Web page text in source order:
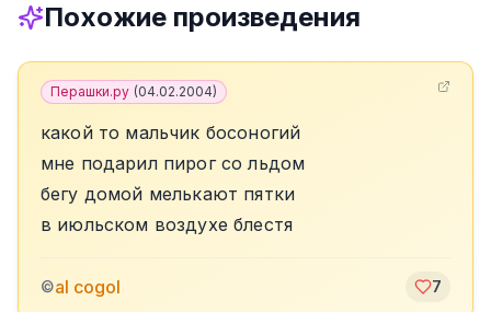
Похожие произведения
Перашки.ру (04.02.2004)
какой то мальчик босоногий
мне подарил пирог со льдом
бегу домой мелькают пятки
в июльском воздухе блестя
©al cogol 7